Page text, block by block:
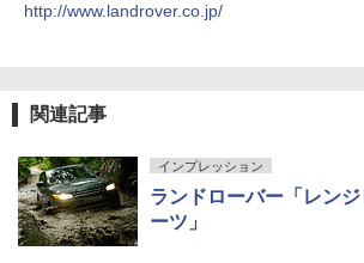
http://www.landrover.co.jp/
関連記事
インプレッション
ランドローバー「レン
ーツ」